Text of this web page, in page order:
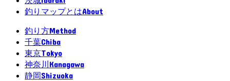
釣りマップとはAbout
釣り方Method
千葉Chiba
東京Tokyo
神奈川 Kanagawa
静岡Shizuoka